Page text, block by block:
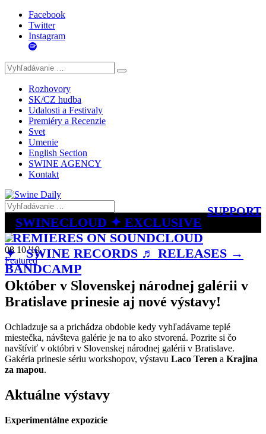
Facebook
Twitter
Instagram
Rozhovory
SK/CZ hudba
Udalosti a Festivaly
Premiéry a Recenzie
Svet
Umenie
English Section
SWINE AGENCY
Kontakt
SUPPORT
SWINECLOUD ✦ EXCLUSIVE
PREMIERES ON SOUNDCLOUD
✦
SWINE RECORDS ♬ RELEASES →
BANDCAMP
08 10 '19
Featured
Október v Slovenskej národnej galérii v
Bratislave prinesie aj nové výstavy!
Ochladzuje sa a prichádza obdobie kedy vyhľadávame teplé
miestečka, návšteva galérie je na to ako stvorená. Pozrite si čo
navštíviť v októbri v Slovenskej národnej galérii v Bratislave.
Gakéria prinesie sériu workshopov, výstavu Laco Teren a Krajina
za mapou.
Aktuálne výstavy
Experimentálne expozície